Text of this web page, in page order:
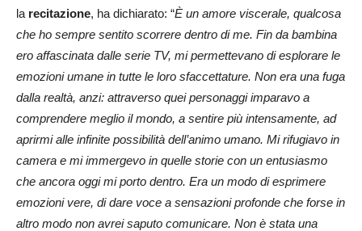
la recitazione, ha dichiarato: “È un amore viscerale, qualcosa
che ho sempre sentito scorrere dentro di me. Fin da bambina
ero affascinata dalle serie TV, mi permettevano di esplorare le
emozioni umane in tutte le loro sfaccettature. Non era una fuga
dalla realtà, anzi: attraverso quei personaggi imparavo a
comprendere meglio il mondo, a sentire più intensamente, ad
aprirmi alle infinite possibilità dell’animo umano. Mi rifugiavo in
camera e mi immergevo in quelle storie con un entusiasmo
che ancora oggi mi porto dentro. Era un modo di esprimere
emozioni vere, di dare voce a sensazioni profonde che forse in
altro modo non avrei saputo comunicare. Non è stata una